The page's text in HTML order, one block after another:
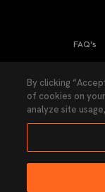
FAQ's
Ley
By clicking
of cookies on
analyze site